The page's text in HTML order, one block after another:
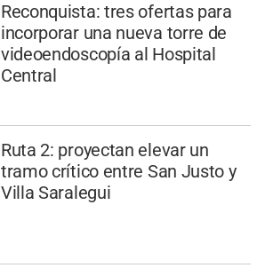
Reconquista: tres ofertas para
incorporar una nueva torre de
videoendoscopía al Hospital
Central
Ruta 2: proyectan elevar un
tramo crítico entre San Justo y
Villa Saralegui